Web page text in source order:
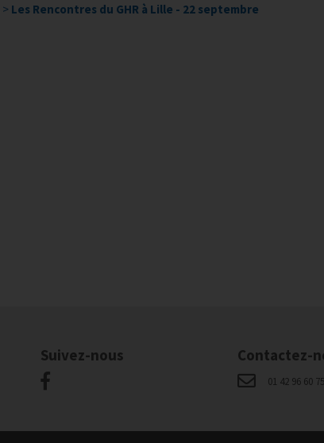
> Les Rencontres du GHR à Lille - 22 septembre
Suivez-nous Contactez-
01 42 96 60 75